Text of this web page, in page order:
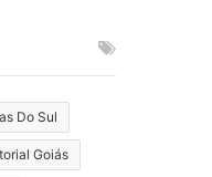
Do Sul
Goiás